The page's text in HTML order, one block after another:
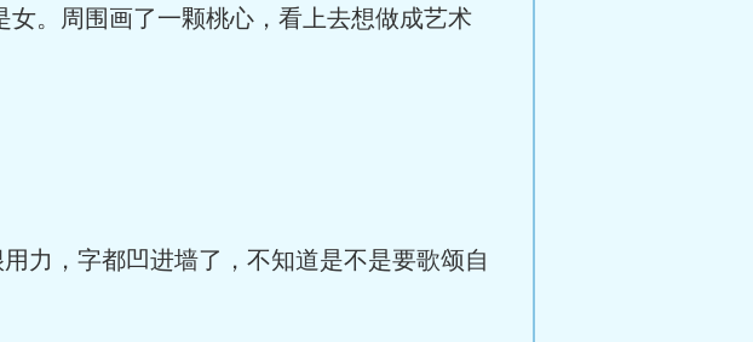
。周围画了一颗桃心，看上去想做成艺术
力，字都凹进墙了，不知道是不是要歌颂自